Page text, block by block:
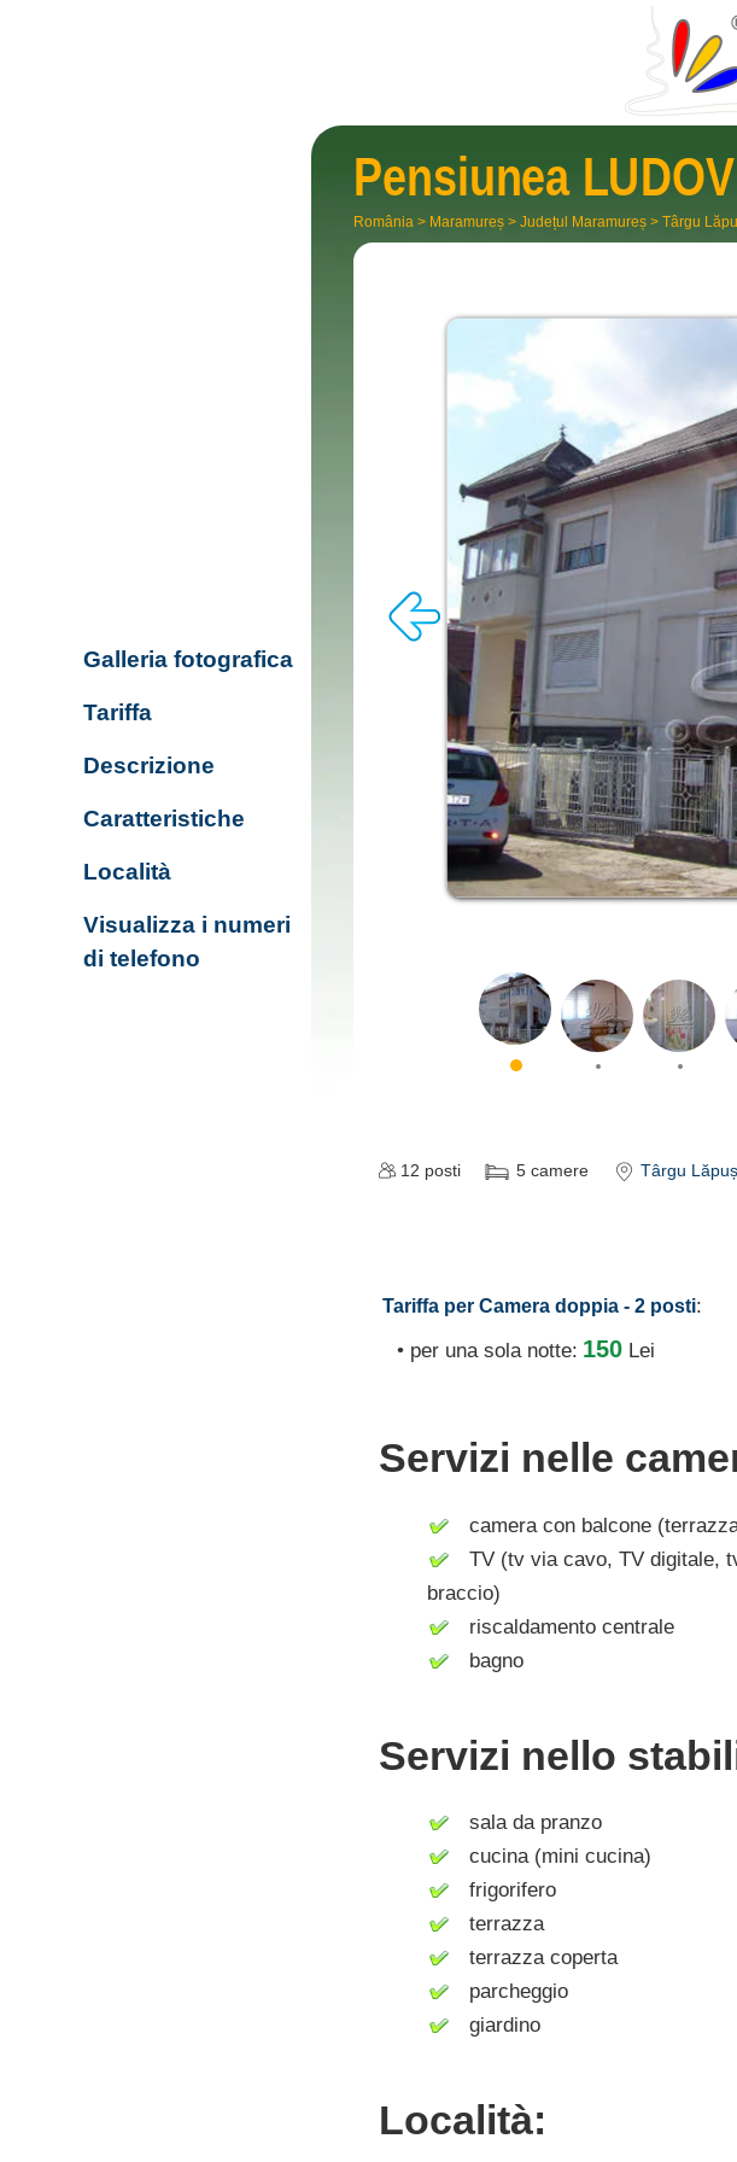
Pensiunea
România > Maramureș > Județul Maramureș > Târgu
12 posti 5 camere Târgu Lăpuș
Tariffa per Camera doppia - 2 posti:
• per una sola notte: 150 Lei
Servizi nelle
camera con balcone
TV (tv via cavo, TV digitale,
braccio)
riscaldamento centrale
bagno
Servizi nello
sala da pranzo
cucina (mini cucina)
frigorifero
terrazza
terrazza coperta
parcheggio
giardino
Località:
Galleria fotografica
Tariffa
Descrizione
Caratteristiche
Località
Visualizza i numeri
di telefono